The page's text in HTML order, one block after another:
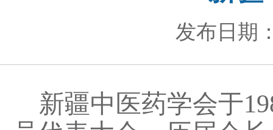
发布日期
新疆中医药学会于